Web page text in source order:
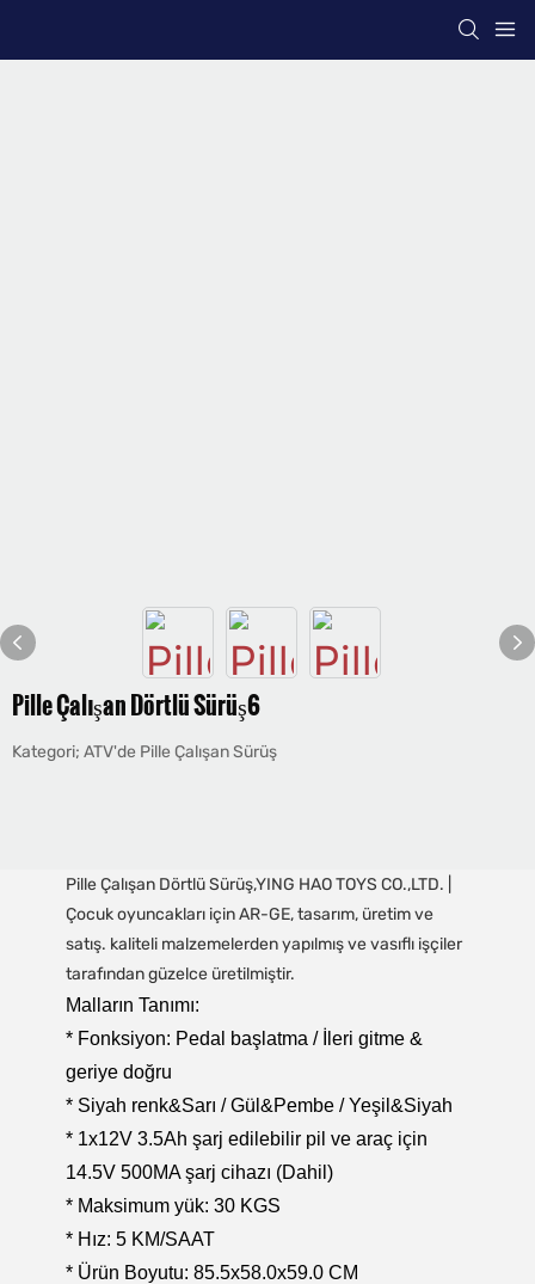
Pille Çalışan Dörtlü Sürüş6
Kategori; ATV'de Pille Çalışan Sürüş
Pille Çalışan Dörtlü Sürüş,YING HAO TOYS CO.,LTD. |
Çocuk oyuncakları için AR-GE, tasarım, üretim ve
satış. kaliteli malzemelerden yapılmış ve vasıflı işçiler
tarafından güzelce üretilmiştir.
Malların Tanımı:
* Fonksiyon: Pedal başlatma / İleri gitme &
geriye doğru
* Siyah renk&Sarı / Gül&Pembe / Yeşil&Siyah
* 1x12V 3.5Ah şarj edilebilir pil ve araç için
14.5V 500MA şarj cihazı (Dahil)
* Maksimum yük: 30 KGS
* Hız: 5 KM/SAAT
* Ürün Boyutu: 85.5x58.0x59.0 CM